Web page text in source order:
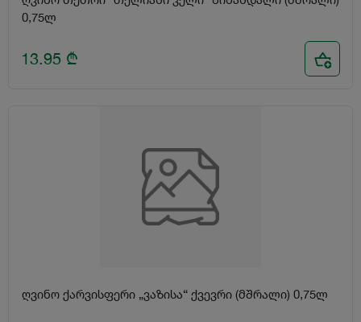
0,75ლ
13.95 ₾
ღვინო ქარვისფერი „ვაზისა“ ქვევრი (მშრალი) 0,75ლ